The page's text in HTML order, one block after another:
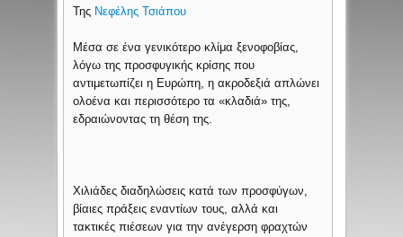
Της Νεφέλης Τσιάπου
Μέσα σε ένα γενικότερο κλίμα ξενοφοβίας,
λόγω της προσφυγικής κρίσης που
αντιμετωπίζει η Ευρώπη, η ακροδεξιά απλώνει
ολοένα και περισσότερο τα «κλαδιά» της,
εδραιώνοντας τη θέση της.
Χιλιάδες διαδηλώσεις κατά των προσφύγων,
βίαιες πράξεις εναντίων τους, αλλά και
τακτικές πιέσεων για την ανέγερση φραχτών